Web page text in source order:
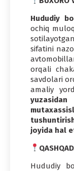
Hududiy
ochiq
sifatini
orqali
savdolari
amaliy
joyida hal
Hududiy